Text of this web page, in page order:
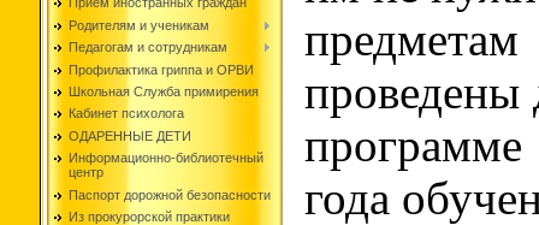
Приём иностранных граждан
Родителям и ученикам
Педагогам и сотрудникам
Профилактика гриппа и ОРВИ
Школьная Служба примирения
Кабинет психолога
ОДАРЕННЫЕ ДЕТИ
Информационно-библиотечный
центр
Паспорт дорожной безопасности
Из прокурорской практики
проведены
года